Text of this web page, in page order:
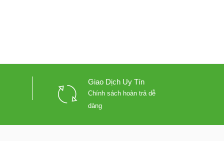
Giao Dịch Uy Tín
Chính sách hoàn trả dễ
dàng